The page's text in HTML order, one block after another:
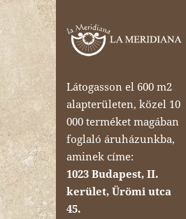
Látogasson el 600 m2
alapterületen, közel 10
000 terméket magában
foglaló áruházunkba,
aminek címe:
1023 Budapest, II.
kerület, Ürömi utca
45.